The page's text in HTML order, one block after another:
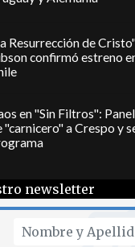
Resurrección de
confirmó estreno
en "Sin Filtros":
"carnicero" a Crespo y
newsletter